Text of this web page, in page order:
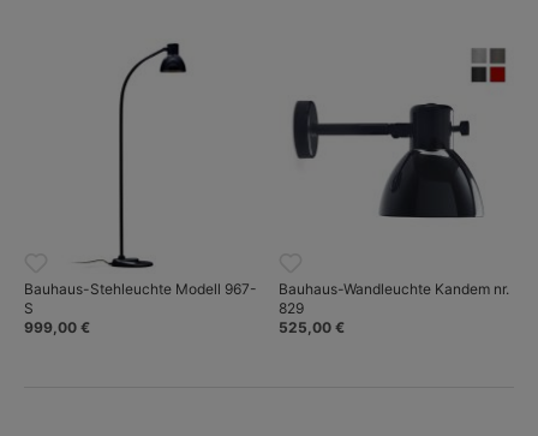
Bauhaus-Stehleuchte Modell 967-
S
999,00 €
Bauhaus-Wandleuchte Kandem nr.
829
525,00 €